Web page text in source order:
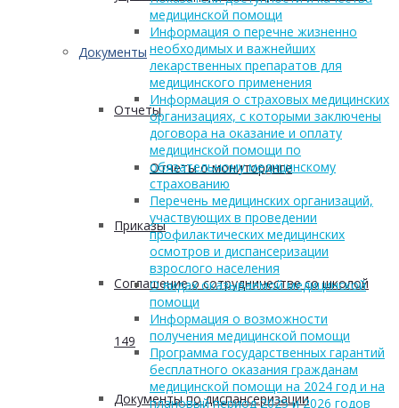
Документы
Отчеты
Отчеты о мониторинге
Приказы
Соглашение о сотрудничестве со школой
149
Документы по диспансеризации
медицинской помощи
Информация о перечне жизненно
необходимых и важнейших
лекарственных препаратов для
медицинского применения
Информация о страховых медицинских
организациях, с которыми заключены
договора на оказание и оплату
медицинской помощи по
обязательному медицинскому
страхованию
Перечень медицинских организаций,
участвующих в проведении
профилактических медицинских
осмотров и диспансеризации
взрослого населения
О видах оказываемой медицинской
помощи
Информация о возможности
получения медицинской помощи
Программа государственных гарантий
бесплатного оказания гражданам
медицинской помощи на 2024 год и на
плановый период 2025 и 2026 годов